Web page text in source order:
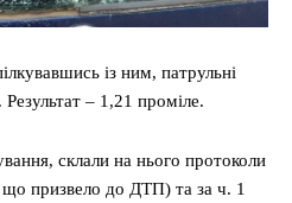
із ним, патрульні
– 1,21 проміле.
склали на нього протоколи
призвело до ДТП) та за ч. 1